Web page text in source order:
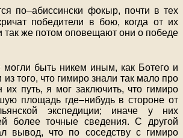
по–абиссински фокыр, почти в тех
победители в бою, когда от их
так же потом оповещают они о победе
быть никем иным, как Ботего и
того, что гимиро знали так мало про
их путь, я мог заключить, что гимиро
площадь где–нибудь в стороне от
экспедиции; иначе у них
более точные сведения. С другой
вывод, что по соседству с гимиро